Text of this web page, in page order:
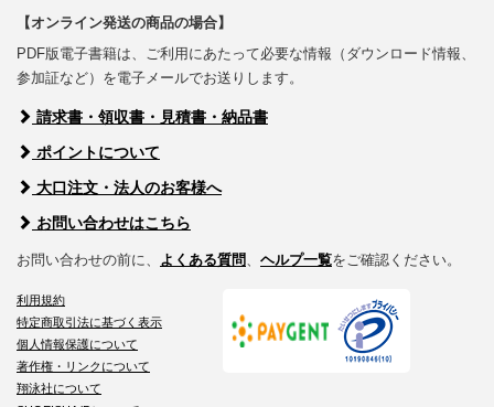
【オンライン発送の商品の場合】
PDF版電子書籍は、ご利用にあたって必要な情報（ダウンロード情報、
参加証など）を電子メールでお送りします。
請求書・領収書・見積書・納品書
ポイントについて
大口注文・法人のお客様へ
お問い合わせはこちら
お問い合わせの前に、 よくある質問、 ヘルプ一覧をご確認ください。
利用規約
特定商取引法に基づく表示
個人情報保護について
著作権・リンクについて
翔泳社について